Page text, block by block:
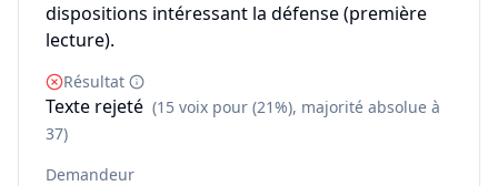
dispositions intéressant la défense (première
lecture).
Résultat
Texte rejeté (15 voix pour (21%), majorité absolue à
37)
Demandeur